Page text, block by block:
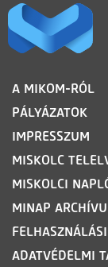
LÁBLÉC
A MIKOM-RÓL
PÁLYÁZATOK
IMPRESSZUM
MISKOLC
MISKOLCI
MINAP
ADATVÉDELMI